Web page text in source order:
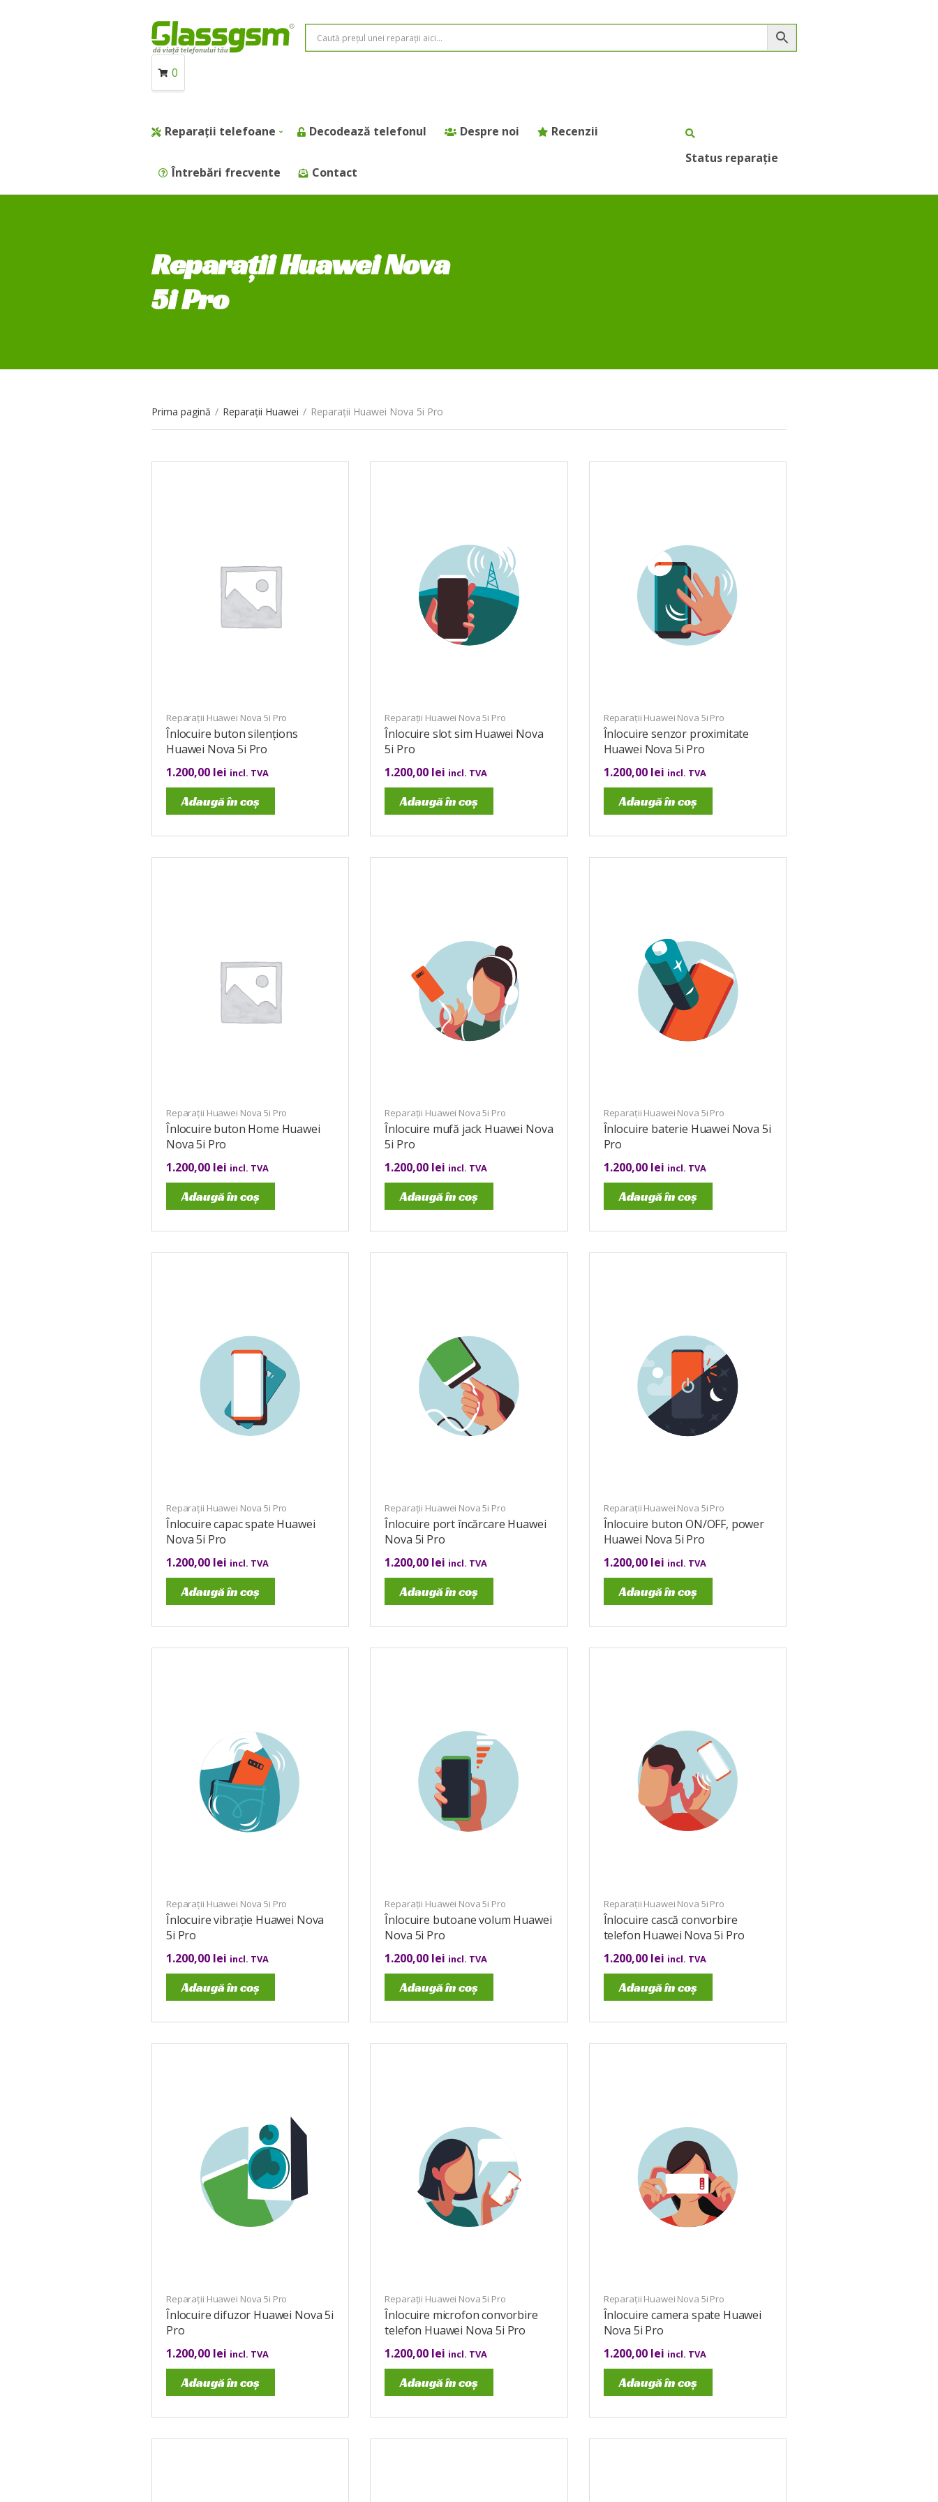
0
Reparații telefoane Decodează telefonul Despre noi Recenzii
Întrebări frecvente Contact
Status reparație
Reparații Huawei Nova
5i Pro
Prima pagină / Reparații Huawei / Reparații Huawei Nova 5i Pro
Reparații Huawei Nova 5i Pro
Înlocuire buton silențions
Huawei Nova 5i Pro
1.200,00 lei incl. TVA
Adaugă în coș
Reparații Huawei Nova 5i Pro
Înlocuire slot sim Huawei Nova
5i Pro
1.200,00 lei incl. TVA
Adaugă în coș
Reparații Huawei Nova 5i Pro
Înlocuire senzor proximitate
Huawei Nova 5i Pro
1.200,00 lei incl. TVA
Adaugă în coș
Reparații Huawei Nova 5i Pro
Înlocuire buton Home Huawei
Nova 5i Pro
1.200,00 lei incl. TVA
Adaugă în coș
Reparații Huawei Nova 5i Pro
Înlocuire mufă jack Huawei Nova
5i Pro
1.200,00 lei incl. TVA
Adaugă în coș
Reparații Huawei Nova 5i Pro
Înlocuire baterie Huawei Nova 5i
Pro
1.200,00 lei incl. TVA
Adaugă în coș
Reparații Huawei Nova 5i Pro
Înlocuire capac spate Huawei
Nova 5i Pro
1.200,00 lei incl. TVA
Adaugă în coș
Reparații Huawei Nova 5i Pro
Înlocuire port încărcare Huawei
Nova 5i Pro
1.200,00 lei incl. TVA
Adaugă în coș
Reparații Huawei Nova 5i Pro
Înlocuire buton ON/OFF, power
Huawei Nova 5i Pro
1.200,00 lei incl. TVA
Adaugă în coș
Reparații Huawei Nova 5i Pro
Înlocuire vibrație Huawei Nova
5i Pro
1.200,00 lei incl. TVA
Adaugă în coș
Reparații Huawei Nova 5i Pro
Înlocuire butoane volum Huawei
Nova 5i Pro
1.200,00 lei incl. TVA
Adaugă în coș
Reparații Huawei Nova 5i Pro
Înlocuire cască convorbire
telefon Huawei Nova 5i Pro
1.200,00 lei incl. TVA
Adaugă în coș
Reparații Huawei Nova 5i Pro
Înlocuire difuzor Huawei Nova 5i
Pro
1.200,00 lei incl. TVA
Adaugă în coș
Reparații Huawei Nova 5i Pro
Înlocuire microfon convorbire
telefon Huawei Nova 5i Pro
1.200,00 lei incl. TVA
Adaugă în coș
Reparații Huawei Nova 5i Pro
Înlocuire camera spate Huawei
Nova 5i Pro
1.200,00 lei incl. TVA
Adaugă în coș